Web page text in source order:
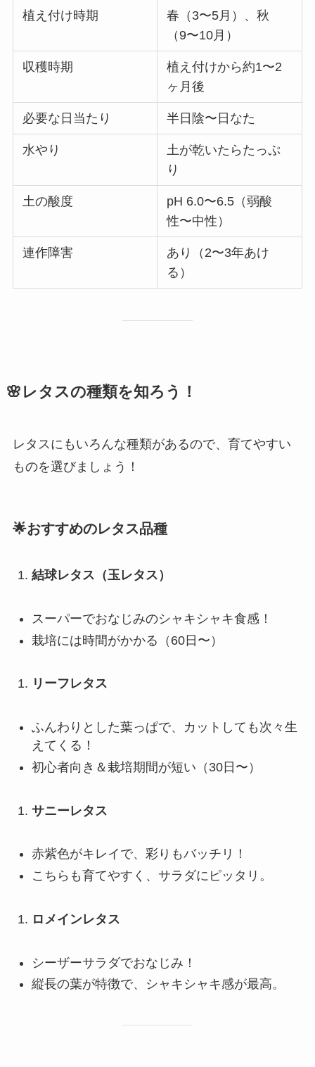
植え付け時期
春（3〜5月）、秋
（9〜10月）
収穫時期
植え付けから約1〜2
ヶ月後
必要な日当たり 半日陰〜日なた
水やり
土が乾いたらたっぷ
り
土の酸度
pH 6.0〜6.5（弱酸
性〜中性）
連作障害
あり（2〜3年あけ
る）
🌸レタスの種類を知ろう！
レタスにもいろんな種類があるので、育てやすい
ものを選びましょう！
🌟おすすめのレタス品種
結球レタス（玉レタス）
スーパーでおなじみのシャキシャキ食感！
栽培には時間がかかる（60日〜）
リーフレタス
ふんわりとした葉っぱで、カットしても次々生
えてくる！
初心者向き＆栽培期間が短い（30日〜）
サニーレタス
赤紫色がキレイで、彩りもバッチリ！
こちらも育てやすく、サラダにピッタリ。
ロメインレタス
シーザーサラダでおなじみ！
縦長の葉が特徴で、シャキシャキ感が最高。